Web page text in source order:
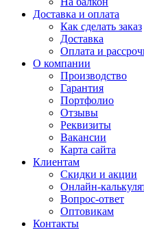
Доставка и оплата
Как сделать заказ
Доставка
Оплата и
О компании
Производство
Гарантия
Портфолио
Отзывы
Реквизиты
Вакансии
Карта сайта
Клиентам
Скидки и акции
Онлайн-
Вопрос-ответ
Оптовикам
Контакты